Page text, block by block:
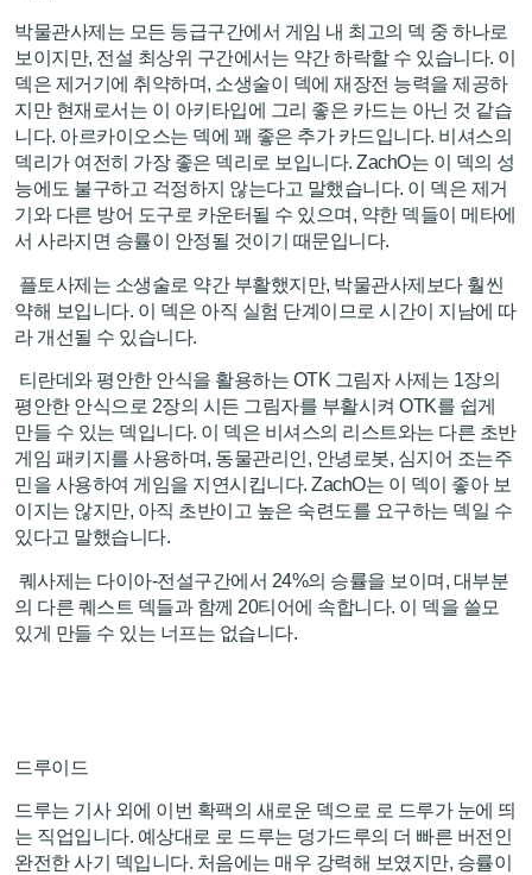
박물관사제는 모든 등급구간에서 게임 내 최고의 덱 중 하나로
보이지만, 전설 최상위 구간에서는 약간 하락할 수 있습니다. 이
덱은 제거기에 취약하며, 소생술이 덱에 재장전 능력을 제공하
지만 현재로서는 이 아키타입에 그리 좋은 카드는 아닌 것 같습
니다. 아르카이오스는 덱에 꽤 좋은 추가 카드입니다. 비셔스의
덱리가 여전히 가장 좋은 덱리로 보입니다. ZachO는 이 덱의 성
능에도 불구하고 걱정하지 않는다고 말했습니다. 이 덱은 제거
기와 다른 방어 도구로 카운터될 수 있으며, 약한 덱들이 메타에
서 사라지면 승률이 안정될 것이기 때문입니다.
플토사제는 소생술로 약간 부활했지만, 박물관사제보다 훨씬
약해 보입니다. 이 덱은 아직 실험 단계이므로 시간이 지남에 따
라 개선될 수 있습니다.
티란데와 평안한 안식을 활용하는 OTK 그림자 사제는 1장의
평안한 안식으로 2장의 시든 그림자를 부활시켜 OTK를 쉽게
만들 수 있는 덱입니다. 이 덱은 비셔스의 리스트와는 다른 초반
게임 패키지를 사용하며, 동물관리인, 안녕로봇, 심지어 조는주
민을 사용하여 게임을 지연시킵니다. ZachO는 이 덱이 좋아 보
이지는 않지만, 아직 초반이고 높은 숙련도를 요구하는 덱일 수
있다고 말했습니다.
퀘사제는 다이아-전설구간에서 24%의 승률을 보이며, 대부분
의 다른 퀘스트 덱들과 함께 20티어에 속합니다. 이 덱을 쓸모
있게 만들 수 있는 너프는 없습니다.
드루이드
드루는 기사 외에 이번 확팩의 새로운 덱으로 로 드루가 눈에 띄
는 직업입니다. 예상대로 로 드루는 덩가드루의 더 빠른 버전인
완전한 사기 덱입니다. 처음에는 매우 강력해 보였지만, 승률이